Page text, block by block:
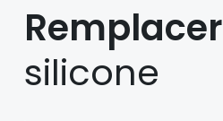
Remplacer
silicone